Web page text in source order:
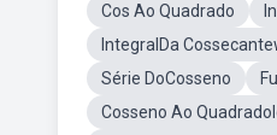
Cos Ao Quadrado
IntegralDa
Série DoCosseno
Cosseno Ao